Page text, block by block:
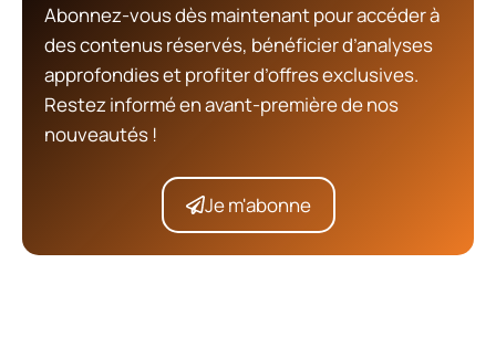
Abonnez-vous dès maintenant pour accéder à
des contenus réservés, bénéficier d’analyses
approfondies et profiter d’offres exclusives.
Restez informé en avant-première de nos
nouveautés !
Je m'abonne